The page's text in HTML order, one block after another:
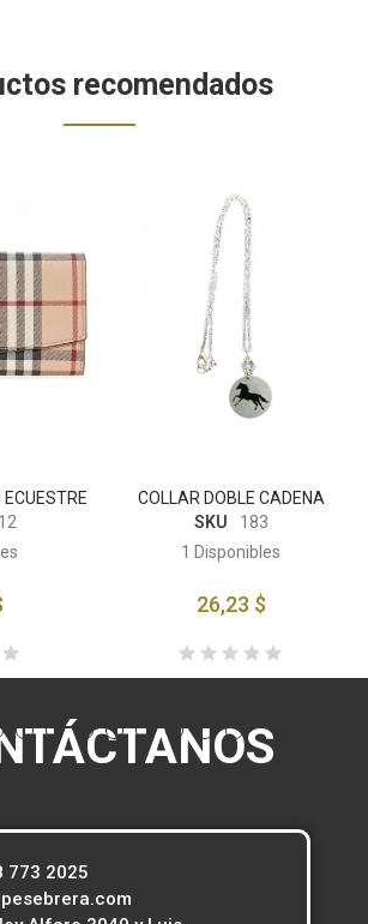
recomendados
COLLAR DOBLE CADENA
SKU
183
1 Disponibles
26,23 $
773 2025